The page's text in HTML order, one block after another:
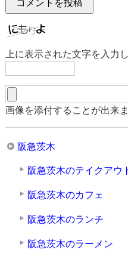
上に表示された文字を入力
画像を添付することが出来
阪急茨木
阪急茨木のテイクアウ
阪急茨木のカフェ
阪急茨木のランチ
阪急茨木のラーメン